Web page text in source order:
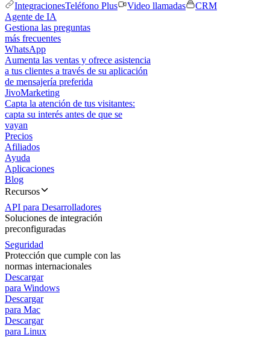
IntegracionesTeléfono Plus Video llamadas
CRM
Agente de IA
Gestiona las preguntas
más frecuentes
WhatsApp
Aumenta las ventas y ofrece asistencia
a tus clientes a través de su aplicación
de mensajería preferida
JivoMarketing
Capta la atención de tus visitantes:
capta su interés antes de que se
vayan
Precios
Afiliados
Ayuda
Aplicaciones
Blog
Recursos
API para Desarrolladores
Soluciones de integración
preconfiguradas
Seguridad
Protección que cumple con las
normas internacionales
Descargar
para Windows
Descargar
para Mac
Descargar
para Linux